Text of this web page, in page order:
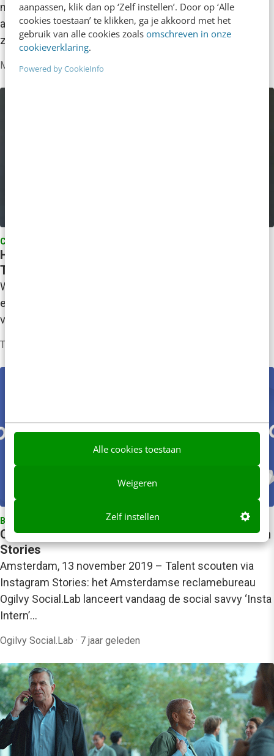
aanpassen, klik dan op ‘Zelf instellen’. Door op ‘Alle
cookies toestaan’ te klikken, ga je akkoord met het
gebruik van alle cookies zoals omschreven in onze
cookieverklaring.
Powered by CookieInfo
Alle cookies toestaan
Weigeren
Zelf instellen
marketeers nu naast mobiel ook digital out of home
advertenties kunnen inkopen. Marketeers kunnen
zelfstandig campagnes inboeken…
MobPro· 7 jaar geleden
CAMPAGNES & CASES
Hoe wordt de mens gevormd door zijn tribe?
Tjipcast 035 met Daniëlle Braun
Wat is een organisatiecultuur? Hoe kun je het begrijpen
en welke invloed heeft cultuur op samenwerking,
verandering en leiderschap? In deze Tjipcast…
Tjipcast
BEDRIJVEN & ORGANISATIES
Ogilvy Social.Lab werft jong talent via Instagram
Stories
Amsterdam, 13 november 2019 – Talent scouten via
Instagram Stories: het Amsterdamse reclamebureau
Ogilvy Social.Lab lanceert vandaag de social savvy ‘Insta
Intern’…
Ogilvy Social.Lab · 7 jaar geleden